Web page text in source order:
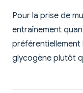
Pour la prise de
entraînement
glycogène plutôt